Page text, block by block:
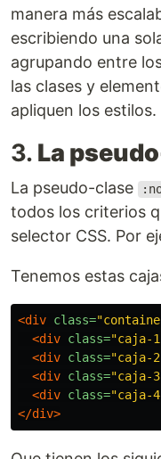
manera más
escribiendo una
agrupando entre
las clases y
apliquen los estilos.
3. La
La pseudo-clase
todos los criterios
selector CSS. Por
Tenemos estas
<div class=
<div class="caja-
<div class="caja-
<div class="caja-
<div class="caja-
</div>